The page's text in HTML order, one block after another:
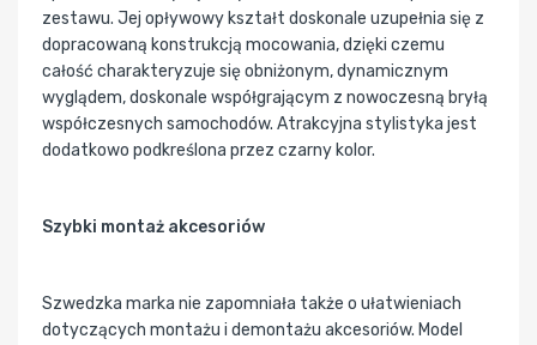
zestawu. Jej opływowy kształt doskonale uzupełnia się z
dopracowaną konstrukcją mocowania, dzięki czemu
całość charakteryzuje się obniżonym, dynamicznym
wyglądem, doskonale współgrającym z nowoczesną bryłą
współczesnych samochodów. Atrakcyjna stylistyka jest
dodatkowo podkreślona przez czarny kolor.
Szybki montaż akcesoriów
Szwedzka marka nie zapomniała także o ułatwieniach
dotyczących montażu i demontażu akcesoriów. Model